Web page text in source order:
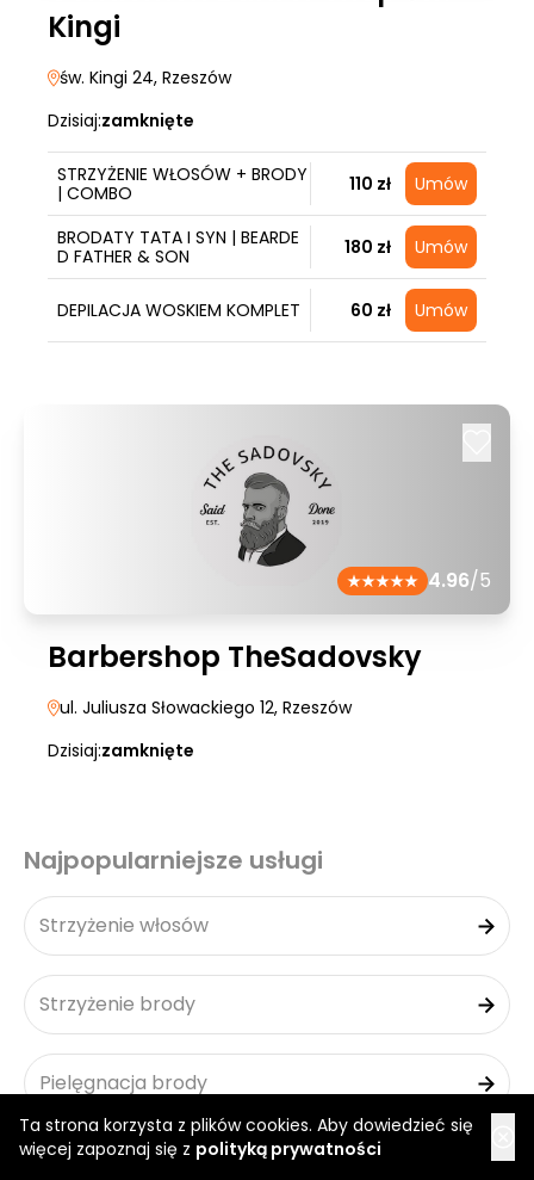
Ta strona korzysta z plików cookies. Aby dowiedzieć się
więcej zapoznaj się z polityką prywatności
Kingi
św. Kingi 24, Rzeszów
Dzisiaj:zamknięte
STRZYŻENIE WŁOSÓW + BRODY
| COMBO
110 zł Umów
BRODATY TATA I SYN | BEARDE
D FATHER & SON
180 zł Umów
DEPILACJA WOSKIEM KOMPLET 60 zł Umów
4.96/5
Barbershop TheSadovsky
ul. Juliusza Słowackiego 12, Rzeszów
Dzisiaj:zamknięte
Najpopularniejsze usługi
Strzyżenie włosów
Strzyżenie brody
Pielęgnacja brody
Depilacja uszu